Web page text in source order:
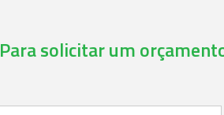
Para solicitar um